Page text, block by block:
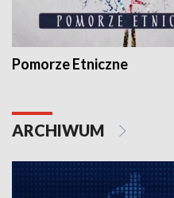
Pomorze Etniczne
ARCHIWUM